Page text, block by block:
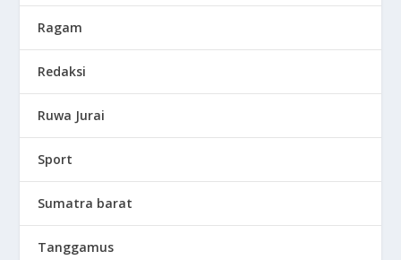
Ragam
Redaksi
Ruwa Jurai
Sport
Sumatra barat
Tanggamus